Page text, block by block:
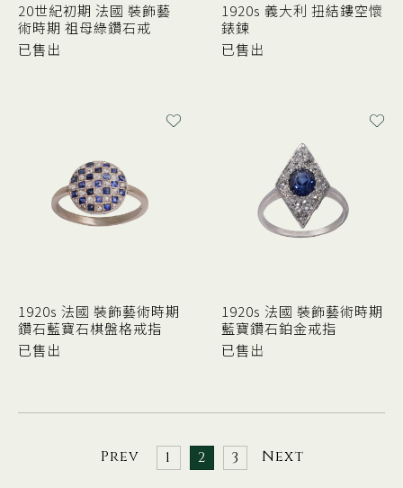
20世紀初期 法國 裝飾藝
術時期 祖母綠鑽石戒
已售出
1920s 義大利 扭結鏤空懷
錶鍊
已售出
1920s 法國 裝飾藝術時期
鑽石藍寶石棋盤格戒指
已售出
1920s 法國 裝飾藝術時期
藍寶鑽石鉑金戒指
已售出
Prev 1 2 3 Next